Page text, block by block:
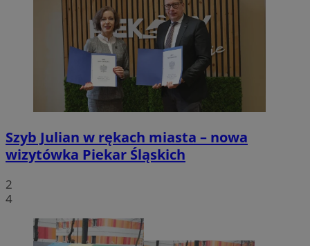
Szyb Julian w rękach miasta – nowa
wizytówka Piekar Śląskich
2
4